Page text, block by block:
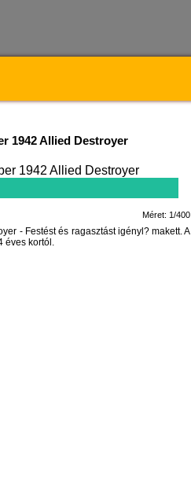
1942 Allied Destroyer
Méret: 1/400
- Festést és ragasztást igényl? makett. A
éves kortól.